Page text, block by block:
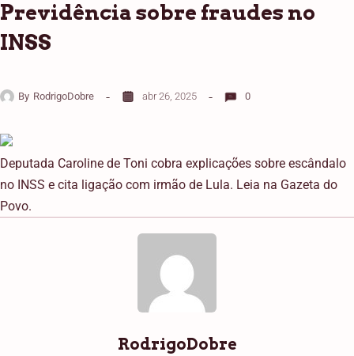
Previdência sobre fraudes no
INSS
By RodrigoDobre abr 26, 2025 0
Deputada Caroline de Toni cobra explicações sobre escândalo
no INSS e cita ligação com irmão de Lula. Leia na Gazeta do
Povo.
RodrigoDobre